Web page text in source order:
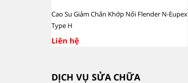
Cao Su Giảm Chấn Khớp Nối Flender N-Eupex
Type H
Liên hệ
DỊCH VỤ SỬA CHỮA